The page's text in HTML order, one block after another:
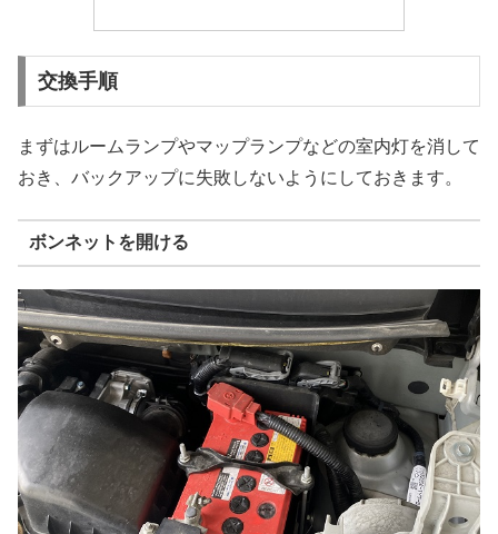
交換手順
まずはルームランプやマップランプなどの室内灯を消して
おき、バックアップに失敗しないようにしておきます。
ボンネットを開ける